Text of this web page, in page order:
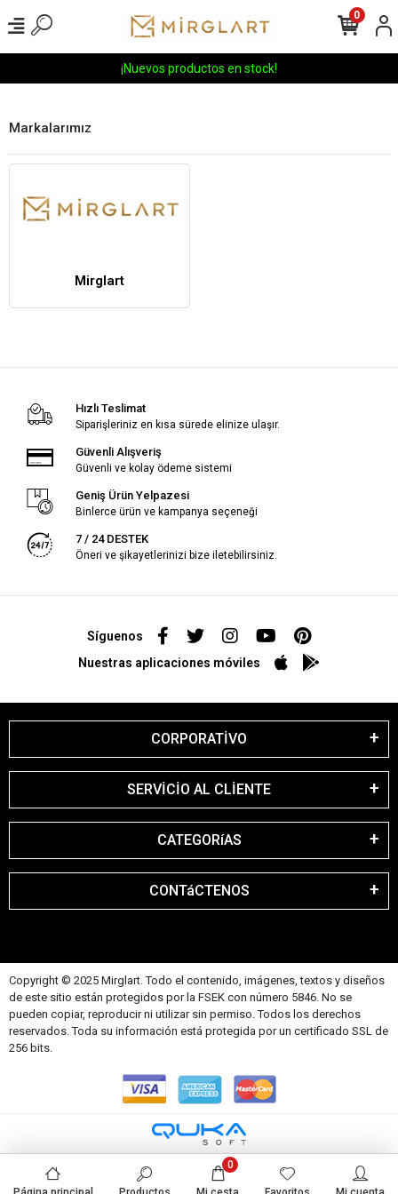
¡Nuevos productos en stock!
0
Markalarımız
Mirglart
Hızlı Teslimat
Siparişleriniz en kısa sürede elinize ulaşır.
Güvenli Alışveriş
Güvenli ve kolay ödeme sistemi
Geniş Ürün Yelpazesi
Binlerce ürün ve kampanya seçeneği
7 / 24 DESTEK
Öneri ve şikayetlerinizi bize iletebilirsiniz.
Síguenos
Nuestras aplicaciones móviles
CORPORATİVO
SERVİCİO AL CLİENTE
CATEGORíAS
CONTáCTENOS
Copyright © 2025 Mirglart. Todo el contenido, imágenes, textos y diseños
de este sitio están protegidos por la FSEK con número 5846. No se
pueden copiar, reproducir ni utilizar sin permiso. Todos los derechos
reservados. Toda su información está protegida por un certificado SSL de
256 bits.
0